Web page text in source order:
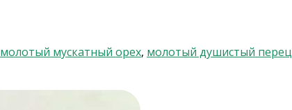
молотый мускатный орех, молотый душистый перец